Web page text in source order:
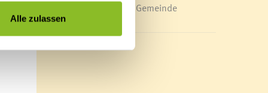
Alle zulassen
Energieeffiziente Gemeinde